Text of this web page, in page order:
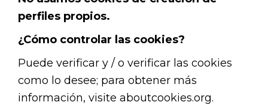
perfiles propios.
¿Cómo controlar las cookies?
Puede verificar y / o verificar las cookies
como lo desee; para obtener más
información, visite aboutcookies.org.